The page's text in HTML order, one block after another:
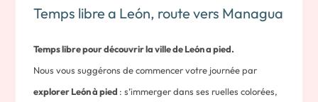
Temps libre a León, route vers Managua
Temps libre pour découvrir la ville de León a pied.
Nous vous suggérons de commencer votre journée par
explorer León à pied : s’immerger dans ses ruelles colorées,